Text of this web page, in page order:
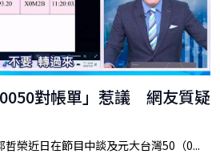
對帳單」惹議 網友質疑
榮近日在節目中談及元大台灣50（0...